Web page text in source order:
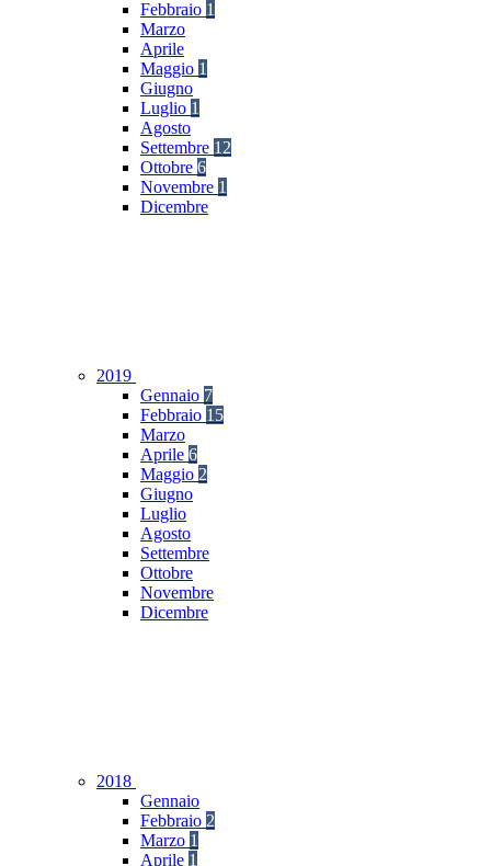
Febbraio 1
Marzo
Aprile
Maggio 1
Giugno
Luglio 1
Agosto
Settembre 12
Ottobre 6
Novembre 1
Dicembre
2019
Gennaio 7
Febbraio 15
Marzo
Aprile 6
Maggio 2
Giugno
Luglio
Agosto
Settembre
Ottobre
Novembre
Dicembre
2018
Gennaio
Febbraio 2
Marzo 1
Aprile 1